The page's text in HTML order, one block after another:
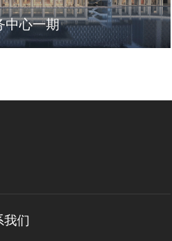
中心一期
我们